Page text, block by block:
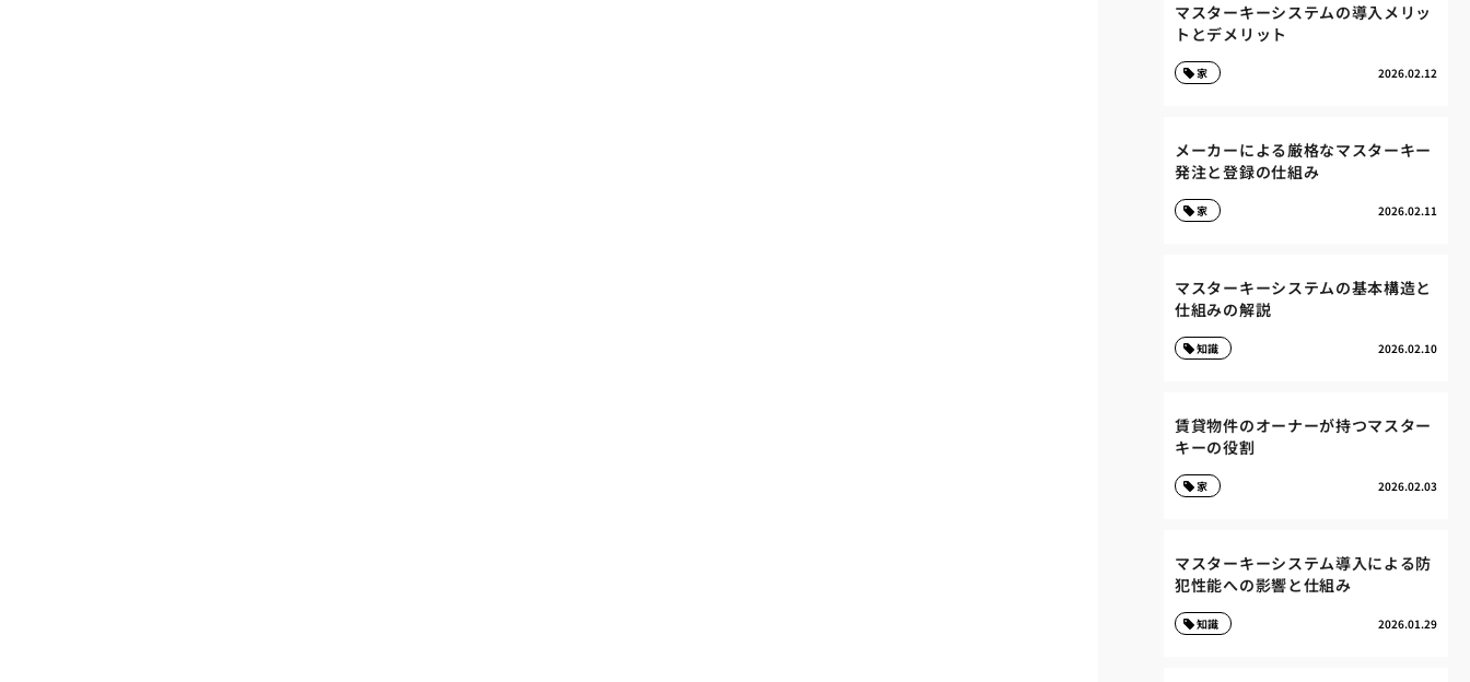
マスターキーシステムの導入メリッ
トとデメリット
2026.02.12
家
メーカーによる厳格なマスターキー
発注と登録の仕組み
2026.02.11
家
マスターキーシステムの基本構造と
仕組みの解説
2026.02.10
知識
賃貸物件のオーナーが持つマスター
キーの役割
2026.02.03
家
マスターキーシステム導入による防
犯性能への影響と仕組み
2026.01.29
知識